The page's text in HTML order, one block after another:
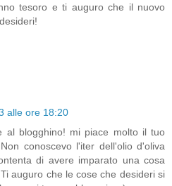
tesoro e ti auguro che il nuovo
alle ore 18:20
al blogghino! mi piace molto il tuo
conoscevo l'iter dell'olio d'oliva
di avere imparato una cosa
auguro che le cose che desideri si